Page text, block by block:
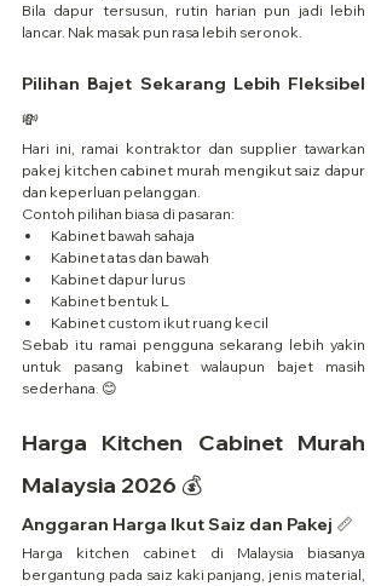
Bila dapur tersusun, rutin harian pun jadi lebih
lancar. Nak masak pun rasa lebih seronok.
Pilihan Bajet Sekarang Lebih Fleksibel
💸
Hari ini, ramai kontraktor dan supplier tawarkan
pakej kitchen cabinet murah mengikut saiz dapur
dan keperluan pelanggan.
Contoh pilihan biasa di pasaran:
Kabinet bawah sahaja
Kabinet atas dan bawah
Kabinet dapur lurus
Kabinet bentuk L
Kabinet custom ikut ruang kecil
Sebab itu ramai pengguna sekarang lebih yakin
untuk pasang kabinet walaupun bajet masih
sederhana. 😊
Harga Kitchen Cabinet Murah
Malaysia 2026 💰
Anggaran Harga Ikut Saiz dan Pakej 📏
Harga kitchen cabinet di Malaysia biasanya
bergantung pada saiz kaki panjang, jenis material,